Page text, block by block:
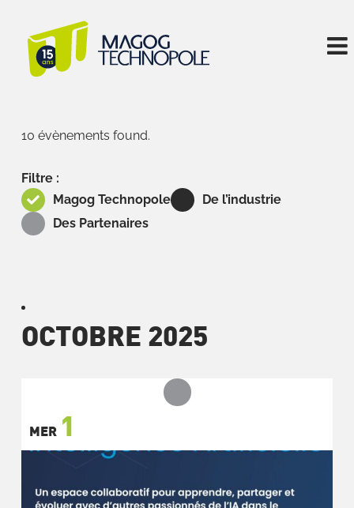
content
10 évènements found.
Filtre :
Magog Technopole
De l’industrie
Des Partenaires
OCTOBRE 2025
MER 1